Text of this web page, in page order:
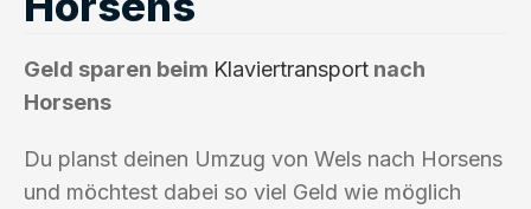
Geld sparen beim Klaviertransport nach
Horsens
Du planst deinen Umzug von Wels nach Horsens
und möchtest dabei so viel Geld wie möglich